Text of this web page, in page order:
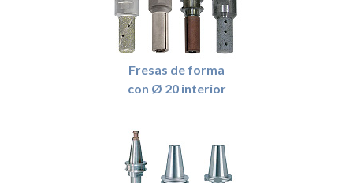
Fresas de forma
con Ø 20 interior